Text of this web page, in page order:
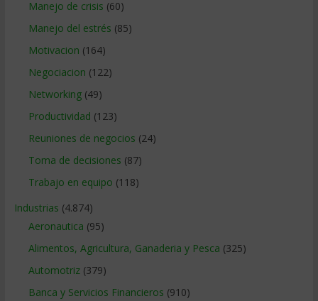
Manejo de crisis (60)
Manejo del estrés (85)
Motivacion (164)
Negociacion (122)
Networking(49)
Productividad (123)
Reuniones de negocios (24)
Toma de decisiones (87)
Trabajo en equipo (118)
Industrias (4.874)
Aeronautica (95)
Alimentos, Agricultura, Ganaderia y Pesca (325)
Automotriz(379)
Banca y Servicios Financieros (910)